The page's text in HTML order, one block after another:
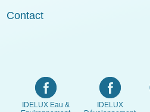
Contact
IDELUX Eau &
IDELUX